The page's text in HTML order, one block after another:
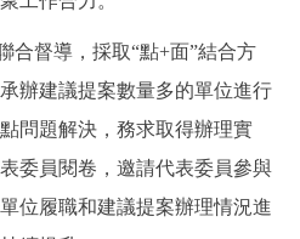
督導，採取“點+面”結合方
辦建議提案數量多的單位進行
問題解決，務求取得辦理實
委員閱卷，邀請代表委員參與
位履職和建議提案辦理情況進